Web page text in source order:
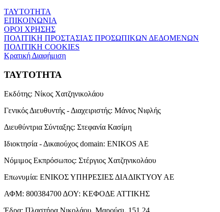
ΤΑΥΤΟΤΗΤΑ
ΕΠΙΚΟΙΝΩΝΙΑ
ΟΡΟΙ ΧΡΗΣΗΣ
ΠΟΛΙΤΙΚΗ ΠΡΟΣΤΑΣΙΑΣ ΠΡΟΣΩΠΙΚΩΝ ΔΕΔΟΜΕΝΩΝ
ΠΟΛΙΤΙΚΗ COOKIES
Κρατική Διαφήμιση
ΤΑΥΤΟΤΗΤΑ
Εκδότης: Νίκος Χατζηνικολάου
Γενικός Διευθυντής - Διαχειριστής: Μάνος Νιφλής
Διευθύντρια Σύνταξης: Στεφανία Κασίμη
Ιδιοκτησία - Δικαιούχος domain: ENIKOS AE
Νόμιμος Εκπρόσωπος: Στέργιος Χατζηνικολάου
Επωνυμία: ΕΝΙΚΟΣ ΥΠΗΡΕΣΙΕΣ ΔΙΑΔΙΚΤΥΟΥ ΑΕ
ΑΦΜ: 800384700 ΔΟΥ: ΚΕΦΟΔΕ ΑΤΤΙΚΗΣ
Έδρα: Πλαστήρα Νικολάου, Μαρούσι, 151 24